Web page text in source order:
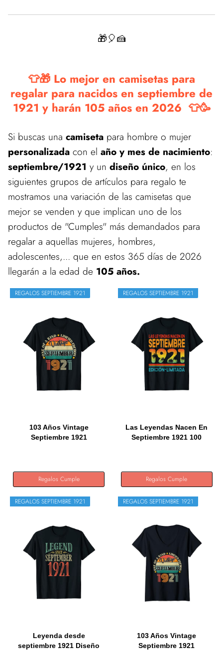
🎁🎈🍰
👕🎁 Lo mejor en camisetas para
regalar para nacidos en septiembre de
1921 y harán 105 años en 2026 👕🥳
Si buscas una camiseta para hombre o mujer
personalizada con el año y mes de nacimiento:
septiembre/1921 y un diseño único, en los
siguientes grupos de artículos para regalo te
mostramos una variación de las camisetas que
mejor se venden y que implican uno de los
productos de "Cumples" más demandados para
regalar a aquellas mujeres, hombres,
adolescentes,... que en estos 365 días de 2026
llegarán a la edad de 105 años.
REGALOS SEPTIEMBRE 1921
103 Años Vintage
Septiembre 1921
Regalos Cumple
REGALOS SEPTIEMBRE 1921
Las Leyendas Nacen En
Septiembre 1921 100
Regalos Cumple
REGALOS SEPTIEMBRE 1921
Leyenda desde
septiembre 1921 Diseño
REGALOS SEPTIEMBRE 1921
103 Años Vintage
Septiembre 1921